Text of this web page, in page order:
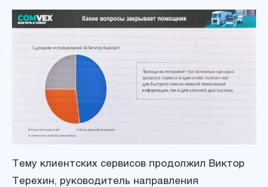
Тему клиентских сервисов продолжил Виктор
Терехин, руководитель направления